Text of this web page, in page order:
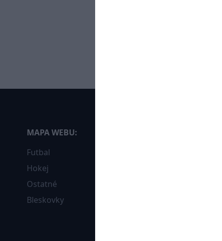
MAPA WEBU:
Futbal
Hokej
Ostatné
Bleskovky